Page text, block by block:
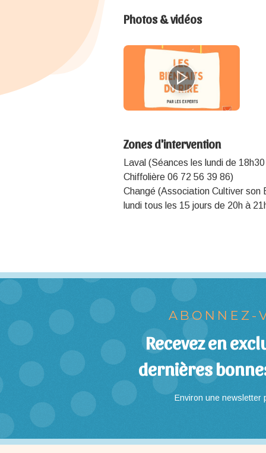
Photos & vidéos
Zones d'intervention
Laval (Séances les lundi de
Chiffolière 06 72 56 39 86)
Changé (Association Cultiver son
lundi tous les 15 jours de 20h à
ABONNEZ-
Recevez en
dernières
Environ une newsletter